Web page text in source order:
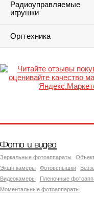
Радиоуправляемые
игрушки
Оргтехника
Фото и видео
Зеркальные фотоаппараты
Экшн камеры
Фотовспышки
Видеокамеры
Пленочные
Моментальные фотоаппараты